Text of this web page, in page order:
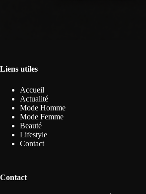
Liens utiles
Accueil
Actualité
Mode Homme
Mode Femme
Beauté
Lifestyle
Contact
Contact